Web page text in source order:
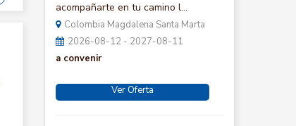
acompañarte en tu camino l...
Colombia Magdalena Santa Marta
2026-08-12 - 2027-08-11
a convenir
Ver Oferta